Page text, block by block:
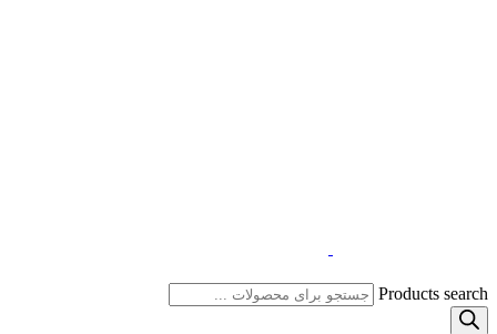
Products search